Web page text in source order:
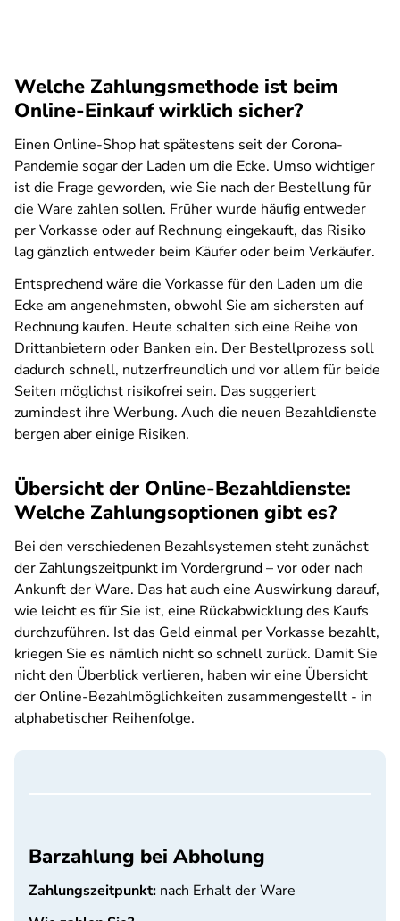
Welche Zahlungsmethode ist beim
Online-Einkauf wirklich sicher?
Einen Online-Shop hat spätestens seit der Corona-
Pandemie sogar der Laden um die Ecke. Umso wichtiger
ist die Frage geworden, wie Sie nach der Bestellung für
die Ware zahlen sollen. Früher wurde häufig entweder
per Vorkasse oder auf Rechnung eingekauft, das Risiko
lag gänzlich entweder beim Käufer oder beim Verkäufer.
Entsprechend wäre die Vorkasse für den Laden um die
Ecke am angenehmsten, obwohl Sie am sichersten auf
Rechnung kaufen. Heute schalten sich eine Reihe von
Drittanbietern oder Banken ein. Der Bestellprozess soll
dadurch schnell, nutzerfreundlich und vor allem für beide
Seiten möglichst risikofrei sein. Das suggeriert
zumindest ihre Werbung. Auch die neuen Bezahldienste
bergen aber einige Risiken.
Übersicht der Online-Bezahldienste:
Welche Zahlungsoptionen gibt es?
Bei den verschiedenen Bezahlsystemen steht zunächst
der Zahlungszeitpunkt im Vordergrund – vor oder nach
Ankunft der Ware. Das hat auch eine Auswirkung darauf,
wie leicht es für Sie ist, eine Rückabwicklung des Kaufs
durchzuführen. Ist das Geld einmal per Vorkasse bezahlt,
kriegen Sie es nämlich nicht so schnell zurück. Damit Sie
nicht den Überblick verlieren, haben wir eine Übersicht
der Online-Bezahlmöglichkeiten zusammengestellt - in
alphabetischer Reihenfolge.
Barzahlung bei Abholung
Zahlungszeitpunkt: nach Erhalt der Ware